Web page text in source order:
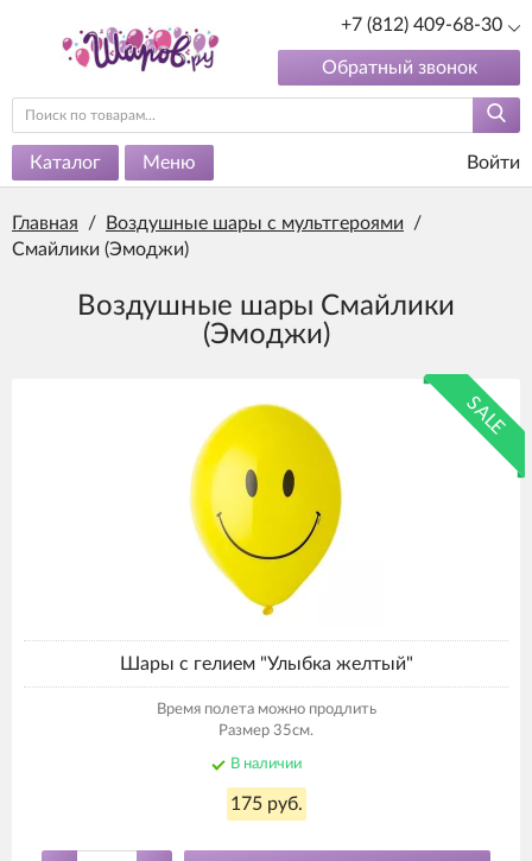
+7 (812) 409-68-30
Обратный звонок
Каталог Меню Войти
Главная / Воздушные шары с мультгероями
/
Смайлики (Эмоджи)
Воздушные шары Смайлики
(Эмоджи)
SALE
Шары с гелием "Улыбка желтый"
Время полета можно продлить
Размер 35см.
В наличии
175 руб.